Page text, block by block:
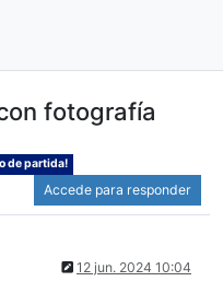
fotografía
de partida!
Accede para responder
12 jun. 2024 10:04